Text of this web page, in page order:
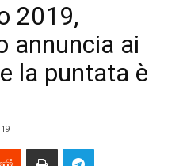
2019,
annuncia ai
la puntata è